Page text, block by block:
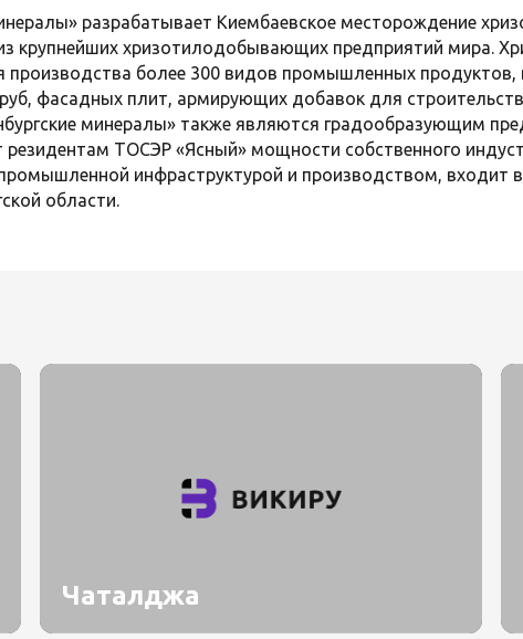
разрабатывает Киембаевское месторождение
крупнейших хризотилодобывающих предприятий мира.
производства более 300 видов промышленных продуктов,
фасадных плит, армирующих добавок для
минералы» также являются градообразующим
ТОСЭР «Ясный» мощности собственного
инфраструктурой и производством, входит
области.
Чаталджа